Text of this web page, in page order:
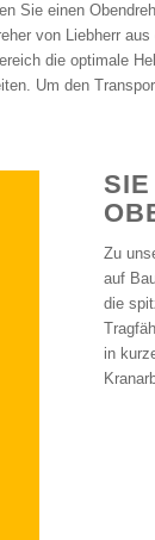
Sie einen
von Liebherr
die optimale
Um den
Zu
auf
die
in